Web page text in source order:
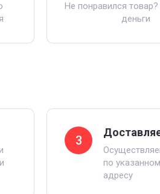
Не понравился
деньги
3
по
адресу